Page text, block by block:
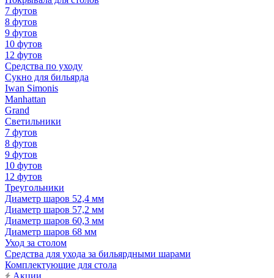
7 футов
8 футов
9 футов
10 футов
12 футов
Средства по уходу
Сукно для бильярда
Iwan Simonis
Manhattan
Grand
Светильники
7 футов
8 футов
9 футов
10 футов
12 футов
Треугольники
Диаметр шаров 52,4 мм
Диаметр шаров 57,2 мм
Диаметр шаров 60,3 мм
Диаметр шаров 68 мм
Уход за столом
Средства для ухода за бильярдными шарами
Комплектующие для стола
Акции